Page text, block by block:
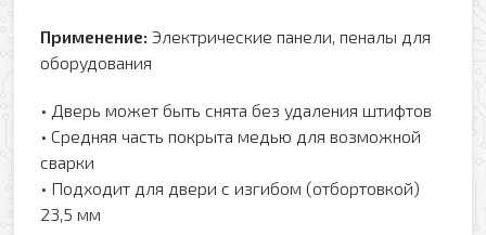
Применение: Электрические панели, пеналы для
оборудования
• Дверь может быть снята без удаления штифтов
• Средняя часть покрыта медью для возможной
сварки
• Подходит для двери с изгибом (отбортовкой)
23,5 мм